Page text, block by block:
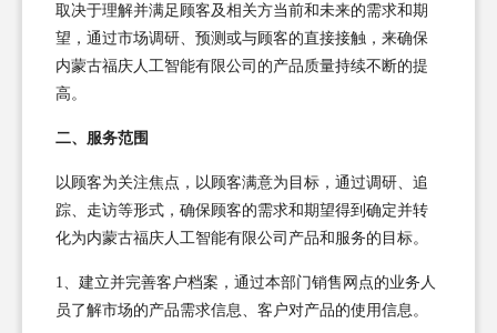
取决于理解并满足顾客及相关方当前和未来的需求和期
望，通过市场调研、预测或与顾客的直接接触，来确保
内蒙古福庆人工智能有限公司的产品质量持续不断的提
高。
二、服务范围
以顾客为关注焦点，以顾客满意为目标，通过调研、追
踪、走访等形式，确保顾客的需求和期望得到确定并转
化为内蒙古福庆人工智能有限公司产品和服务的目标。
1、建立并完善客户档案，通过本部门销售网点的业务人
员了解市场的产品需求信息、客户对产品的使用信息。